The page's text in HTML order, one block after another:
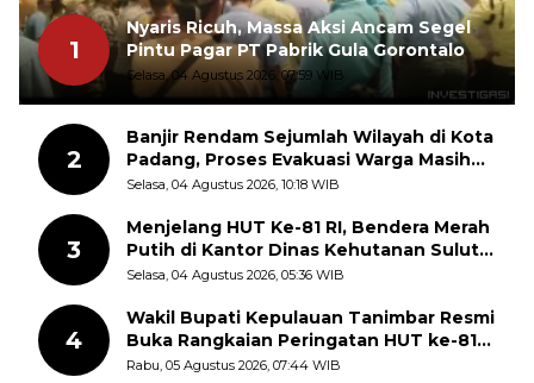
1
Nyaris Ricuh, Massa Aksi Ancam Segel
Pintu Pagar PT Pabrik Gula Gorontalo
Selasa, 04 Agustus 2026, 07:59 WIB
2
Banjir Rendam Sejumlah Wilayah di Kota
Padang, Proses Evakuasi Warga Masih
Berlangsung
Selasa, 04 Agustus 2026, 10:18 WIB
3
Menjelang HUT Ke-81 RI, Bendera Merah
Putih di Kantor Dinas Kehutanan Sulut
Disorot Warga
Selasa, 04 Agustus 2026, 05:36 WIB
4
Wakil Bupati Kepulauan Tanimbar Resmi
Buka Rangkaian Peringatan HUT ke-81
Kemerdekaan RI, ASN Diajak Perkuat
Rabu, 05 Agustus 2026, 07:44 WIB